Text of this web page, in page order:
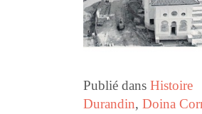
Publié dans Histoire
Durandin, Doina